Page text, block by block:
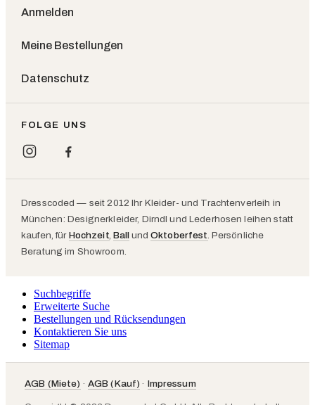
Anmelden
Meine Bestellungen
Datenschutz
FOLGE UNS
Dresscoded — seit 2012 Ihr Kleider- und Trachtenverleih in
München: Designerkleider, Dirndl und Lederhosen leihen statt
kaufen, für Hochzeit, BallundOktoberfest . Persönliche
Beratung im Showroom.
Suchbegriffe
Erweiterte Suche
Bestellungen und Rücksendungen
Kontaktieren Sie uns
Sitemap
AGB (Miete)· AGB (Kauf)· Impressum